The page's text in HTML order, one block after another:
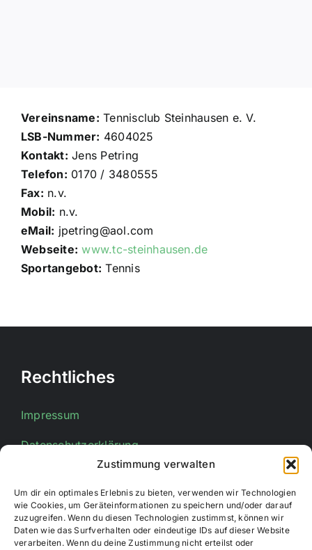
Zustimmung verwalten
Um dir ein optimales Erlebnis zu bieten, verwenden wir Technologien
wie Cookies, um Geräteinformationen zu speichern und/oder darauf
zuzugreifen. Wenn du diesen Technologien zustimmst, können wir
Daten wie das Surfverhalten oder eindeutige IDs auf dieser Website
verarbeiten. Wenn du deine Zustimmung nicht erteilst oder
Vereinsname: Tennisclub Steinhausen e. V.
LSB-Nummer: 4604025
Kontakt: Jens Petring
Telefon: 0170 / 3480555
Fax: n.v.
Mobil: n.v.
eMail: jpetring@aol.com
Webseite: www.tc-steinhausen.de
Sportangebot: Tennis
Rechtliches
Impressum
Datenschutzerklärung
Kontakt
E-Mail:info@stadtsportverband-bueren.de